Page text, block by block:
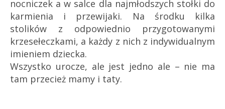
nocniczek a w salce dla najmłodszych stołki do
karmienia i przewijaki. Na środku kilka
stolików z odpowiednio przygotowanymi
krzesełeczkami, a każdy z nich z indywidualnym
imieniem dziecka.
Wszystko urocze, ale jest jedno ale – nie ma
tam przecież mamy i taty.